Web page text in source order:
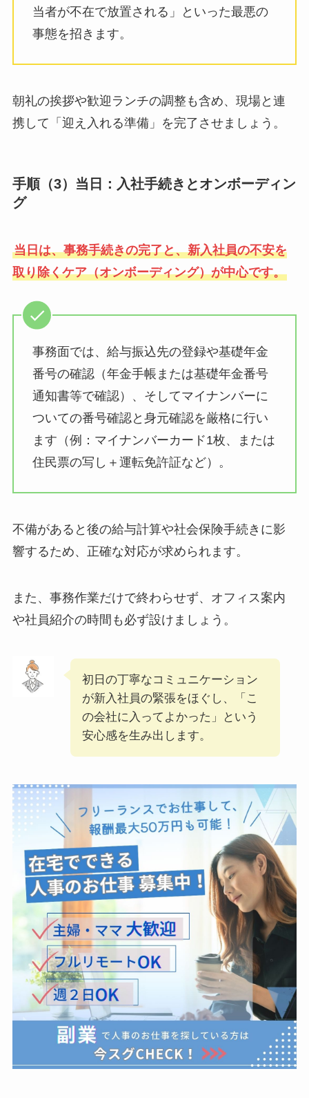
当者が不在で放置される」といった最悪の
事態を招きます。
朝礼の挨拶や歓迎ランチの調整も含め、現場と連
携して「迎え入れる準備」を完了させましょう。
手順（3）当日：入社手続きとオンボーディン
グ
当日は、事務手続きの完了と、新入社員の不安を
取り除くケア（オンボーディング）が中心です。
事務面では、給与振込先の登録や基礎年金
番号の確認（年金手帳または基礎年金番号
通知書等で確認）、そしてマイナンバーに
ついての番号確認と身元確認を厳格に行い
ます（例：マイナンバーカード1枚、または
住民票の写し＋運転免許証など）。
不備があると後の給与計算や社会保険手続きに影
響するため、正確な対応が求められます。
また、事務作業だけで終わらせず、オフィス案内
や社員紹介の時間も必ず設けましょう。
初日の丁寧なコミュニケーション
が新入社員の緊張をほぐし、「こ
の会社に入ってよかった」という
安心感を生み出します。